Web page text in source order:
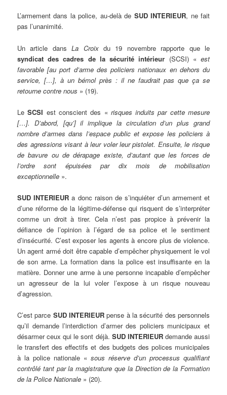
L’armement dans la police, au-delà de SUD INTERIEUR, ne fait
pas l’unanimité.
Un article dansLa Croixdu 19 novembre rapporte que le
syndicat des cadres de la sécurité intérieur (SCSI) « est
favorable [au port d’arme des policiers nationaux en dehors du
service, […], à un bémol près : il ne faudrait pas que ça se
retourne contre nous » (19).
LeSCSI est conscient des « risques induits par cette mesure
[…]. D’abord, [qu’] il implique la circulation d’un plus grand
nombre d’armes dans l’espace public et expose les policiers à
des agressions visant à leur voler leur pistolet. Ensuite, le risque
de bavure ou de dérapage existe, d’autant que les forces de
l’ordre sont épuisées par dix mois de mobilisation
exceptionnelle ».
SUD INTERIEUR a donc raison de s’inquiéter d’un armement et
d’une réforme de la légitime-défense qui risquent de s’interpréter
comme un droit à tirer. Cela n’est pas propice à prévenir la
défiance de l’opinion à l’égard de sa police et le sentiment
d’insécurité. C’est exposer les agents à encore plus de violence.
Un agent armé doit être capable d’empêcher physiquement le vol
de son arme. La formation dans la police est insuffisante en la
matière. Donner une arme à une personne incapable d’empêcher
un agresseur de la lui voler l’expose à un risque nouveau
d’agression.
C’est parce SUD INTERIEUR pense à la sécurité des personnels
qu’il demande l’interdiction d’armer des policiers municipaux et
désarmer ceux qui le sont déjà. SUD INTERIEURdemande aussi
le transfert des effectifs et des budgets des polices municipales
à la police nationale « sous réserve d’un processus qualifiant
contrôlé tant par la magistrature que la Direction de la Formation
de la Police Nationale » (20).